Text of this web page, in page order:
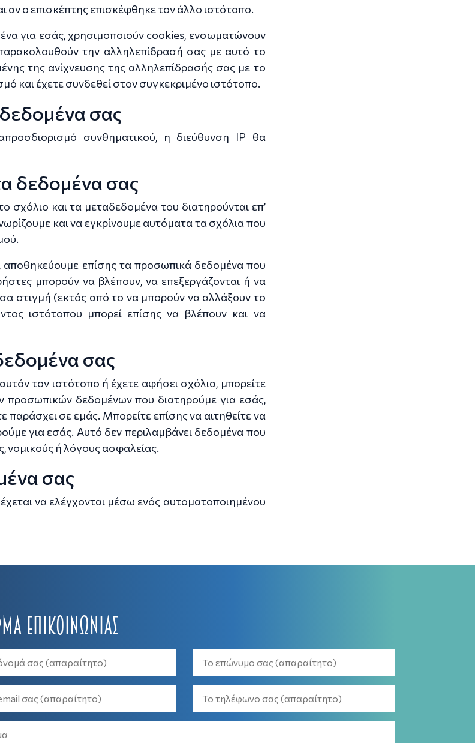
αν ο επισκέπτης επισκέφθηκε τον άλλο ιστότοπο.
για εσάς, χρησιμοποιούν cookies, ενσωματώνουν
την αλληλεπίδρασή σας με αυτό το
της ανίχνευσης της αλληλεπίδρασής σας με το
και έχετε συνδεθεί στον συγκεκριμένο ιστότοπο.
σας
συνθηματικού, η διεύθυνση IP θα
δεδομένα σας
σχόλιο και τα μεταδεδομένα του διατηρούνται επ’
και να εγκρίνουμε αυτόματα τα σχόλια που
αποθηκεύουμε επίσης τα προσωπικά δεδομένα που
μπορούν να βλέπουν, να επεξεργάζονται ή να
στιγμή (εκτός από το να μπορούν να αλλάξουν το
ιστότοπου μπορεί επίσης να βλέπουν και να
σας
τον ιστότοπο ή έχετε αφήσει σχόλια, μπορείτε
προσωπικών δεδομένων που διατηρούμε για εσάς,
σε εμάς. Μπορείτε επίσης να αιτηθείτε να
για εσάς. Αυτό δεν περιλαμβάνει δεδομένα που
νομικούς ή λόγους ασφαλείας.
σας
να ελέγχονται μέσω ενός αυτοματοποιημένου
Επικοινωνίας